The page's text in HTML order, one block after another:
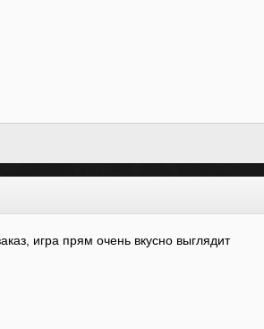
игра прям очень вкусно выглядит